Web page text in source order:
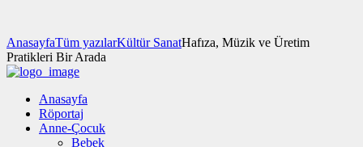
AnasayfaTüm yazılarKültür SanatHafıza, Müzik ve Üretim
Pratikleri Bir Arada
Anasayfa
Röportaj
Anne-Çocuk
Bebek